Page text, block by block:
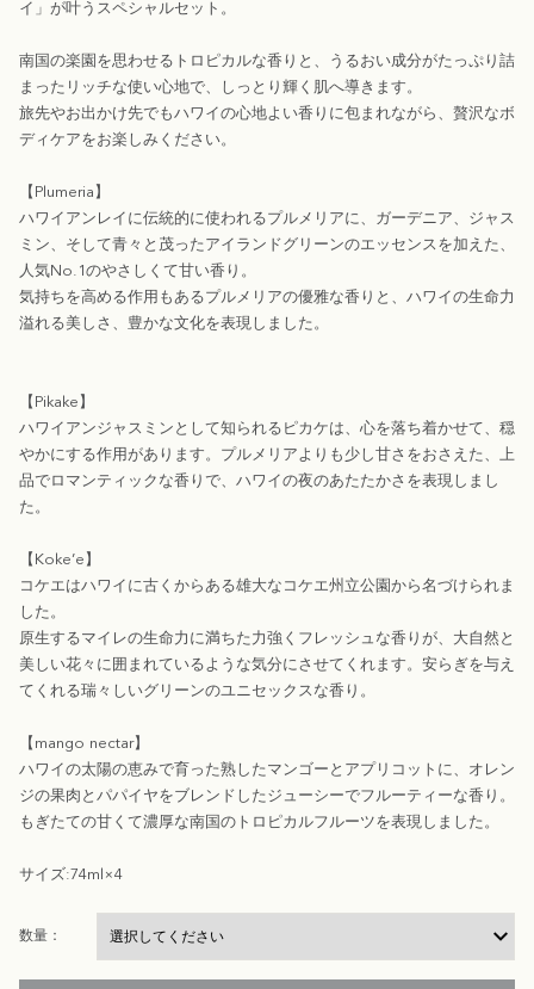
イ」が叶うスペシャルセット。
南国の楽園を思わせるトロピカルな香りと、うるおい成分がたっぷり詰
まったリッチな使い心地で、しっとり輝く肌へ導きます。
旅先やお出かけ先でもハワイの心地よい香りに包まれながら、贅沢なボ
ディケアをお楽しみください。
【Plumeria】
ハワイアンレイに伝統的に使われるプルメリアに、ガーデニア、ジャス
ミン、そして青々と茂ったアイランドグリーンのエッセンスを加えた、
人気No.1のやさしくて甘い香り。
気持ちを高める作用もあるプルメリアの優雅な香りと、ハワイの生命力
溢れる美しさ、豊かな文化を表現しました。
【Pikake】
ハワイアンジャスミンとして知られるピカケは、心を落ち着かせて、穏
やかにする作用があります。プルメリアよりも少し甘さをおさえた、上
品でロマンティックな香りで、ハワイの夜のあたたかさを表現しまし
た。
【Koke’e】
コケエはハワイに古くからある雄大なコケエ州立公園から名づけられま
した。
原生するマイレの生命力に満ちた力強くフレッシュな香りが、大自然と
美しい花々に囲まれているような気分にさせてくれます。安らぎを与え
てくれる瑞々しいグリーンのユニセックスな香り。
【mango nectar】
ハワイの太陽の恵みで育った熟したマンゴーとアプリコットに、オレン
ジの果肉とパパイヤをブレンドしたジューシーでフルーティーな香り。
もぎたての甘くて濃厚な南国のトロピカルフルーツを表現しました。
サイズ:74ml×4
数量：